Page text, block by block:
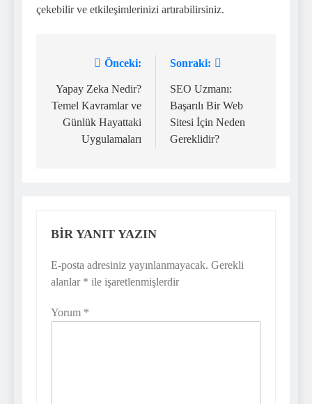
çekebilir ve etkileşimlerinizi artırabilirsiniz.
gezinmesi
Önceki:
Yapay Zeka Nedir?
Temel Kavramlar ve
Günlük Hayattaki
Uygulamaları
Sonraki:
SEO Uzmanı:
Başarılı Bir Web
Sitesi İçin Neden
Gereklidir?
BIR YANIT YAZIN
E-posta adresiniz yayınlanmayacak. Gerekli
alanlar * ile işaretlenmişlerdir
Yorum *